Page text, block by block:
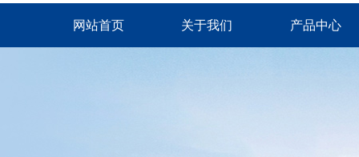
网站首页 关于我们 产品中心